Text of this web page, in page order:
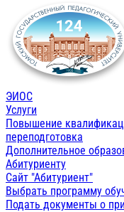
ЭИОС
Услуги
Повышение
переподготовка
Дополнительное
Абитуриенту
Сайт "Абитуриент"
Выбрать программу
Подать документы о